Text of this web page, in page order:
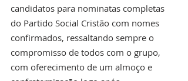
candidatos para nominatas completas
do Partido Social Cristão com nomes
confirmados, ressaltando sempre o
compromisso de todos com o grupo,
com oferecimento de um almoço e